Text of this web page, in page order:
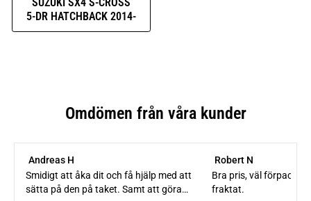
SUZUKI SX4 S-CROSS
5-DR HATCHBACK 2014-